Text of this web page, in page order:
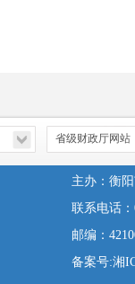
主办：衡
联系电话
邮编：
备案号:湘